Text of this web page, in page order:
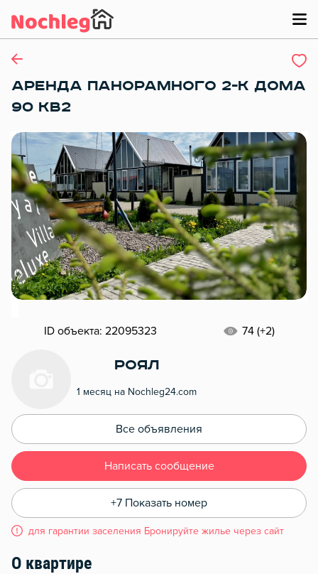
АРЕНДА ПАНОРАМНОГО 2-К ДОМА
90 КВ2
ID объекта: 22095323 74 (+2)
Роял
1 месяц на Nochleg24.com
Все объявления
Написать сообщение
+7 Показать номер
для гарантии заселения Бронируйте жилье через сайт
О квартире